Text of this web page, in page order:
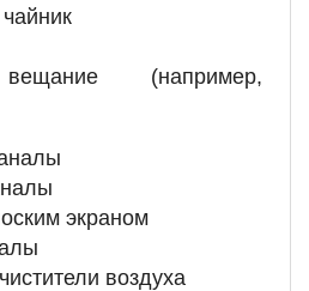
(например,
экраном
воздуха